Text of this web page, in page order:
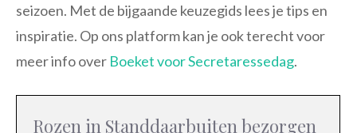
seizoen. Met de bijgaande keuzegids lees je tips en
inspiratie. Op ons platform kan je ook terecht voor
meer info over Boeket voor Secretaressedag.
Rozen in Standdaarbuiten bezorgen